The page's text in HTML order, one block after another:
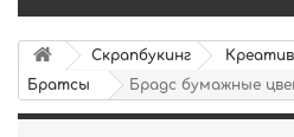
Скрапбукинг
Братсы
Брадс бумажные